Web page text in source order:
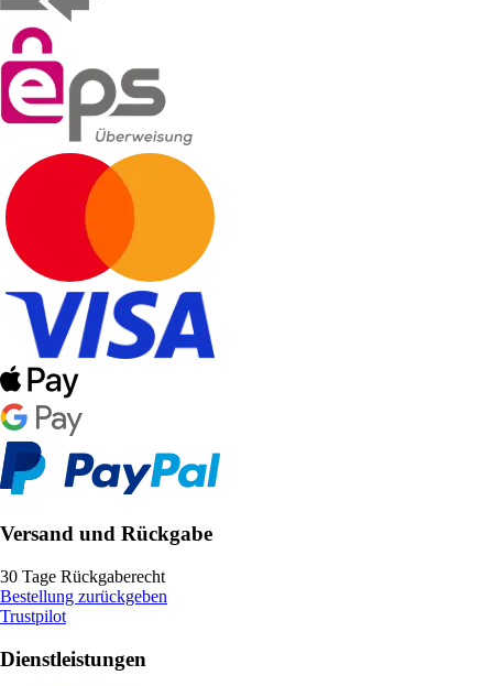
Versand und Rückgabe
30 Tage Rückgaberecht
Bestellung zurückgeben
Trustpilot
Dienstleistungen